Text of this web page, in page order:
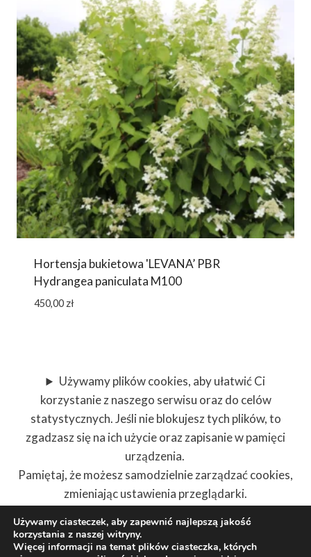
Hortensja bukietowa 'LEVANA’ PBR
Hydrangea paniculata M100
450,00 zł
Używamy plików cookies, aby ułatwić Ci
korzystanie z naszego serwisu oraz do celów
statystycznych. Jeśli nie blokujesz tych plików, to
zgadzasz się na ich użycie oraz zapisanie w pamięci
urządzenia.
Pamiętaj, że możesz samodzielnie zarządzać cookies,
zmieniając ustawienia przeglądarki.
Używamy ciasteczek, aby zapewnić najlepszą jakość
korzystania z naszej witryny.
Więcej informacji na temat plików ciasteczka, których